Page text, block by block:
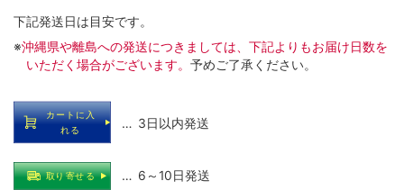
下記発送日は目安です。
※沖縄県や離島への発送につきましては、下記よりもお届け日数を
いただく場合がございます。 予めご了承ください。
カートに入
れる
… 3日以内発送
取り寄せる … 6～10日発送